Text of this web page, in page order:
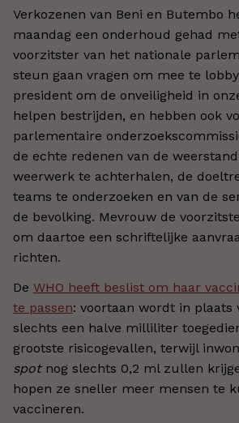
Verkozenen van Beni en Butembo
maandag een onderhoud gehad
voorzitster van het nationale
steun gaan vragen om mee te
president om de onveiligheid in
helpen bestrijden, en hebben ook
parlementaire
de echte redenen van de
weerwerk te achterhalen, de
teams te onderzoeken en van de
de bevolking. Mevrouw de
om daartoe een schriftelijke
richten.
De WHO heeft beslist om haar
te passen: voortaan wordt in plaats
slechts een halve milliliter
grootste risicogevallen, terwijl
spotnog slechts 0,2 ml zullen
hopen ze sneller meer mensen te
vaccineren.